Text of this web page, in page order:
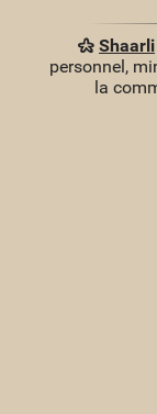
Shaarli
personnel,
la